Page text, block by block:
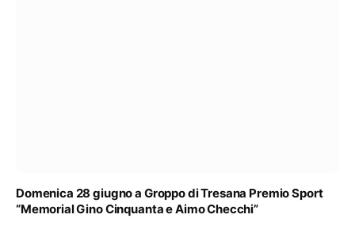
Domenica 28 giugno a Groppo di Tresana Premio Sport
“Memorial Gino Cinquanta e Aimo Checchi”